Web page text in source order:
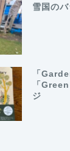
雪国の
「
「
ジ